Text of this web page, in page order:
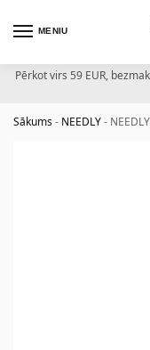
MENIU
Pērkot virs 59 EUR,
Sākums- NEEDLY-